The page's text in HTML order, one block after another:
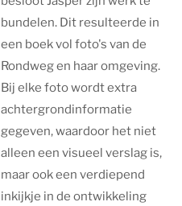
bundelen. Dit resulteerde in
een boek vol foto's van de
Rondweg en haar omgeving.
Bij elke foto wordt extra
achtergrondinformatie
gegeven, waardoor het niet
alleen een visueel verslag is,
maar ook een verdiepend
inkijkje in de ontwikkeling